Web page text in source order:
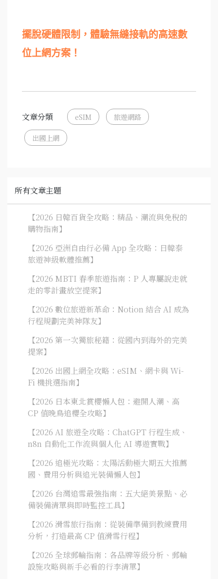
擺脫硬體限制，體驗無縫接軌的高速數
位上網方案！
文章分類 eSIM 旅遊網路
出國上網
所有文章主題
【2026 日韓百貨全攻略：精品、潮流與免稅的
購物指南】
【2026 亞洲自由行必備 App 全攻略：日韓泰
旅遊神級軟體推薦】
【2026 MBTI 春季旅遊指南：P 人專屬說走就
走的零計畫放空提案】
【2026 數位旅遊新革命：Notion 結合 AI 成為
行程規劃完美神隊友】
【2026 第一次獨旅秘籍：從國內到海外的完美
提案】
【2026 出國上網全攻略：eSIM、網卡與 Wi-
Fi 機挑選指南】
【2026 日本東北賞櫻懶人包：避開人潮、高
CP 值晚鳥追櫻全攻略】
【2026 AI 旅遊全攻略：ChatGPT 行程生成、
n8n 自動化工作流與個人化 AI 導遊實戰】
【2026 追極光攻略：太陽活動極大期五大推薦
國、費用分析與追光裝備懶人包】
【2026 台灣追雪最強指南：五大絕美景點、必
備裝備清單與即時監控工具】
【2026 滑雪旅行指南：從裝備準備到教練費用
分析，打造最高 CP 值滑雪行程】
【2026 全球郵輪指南：各品牌等級分析、郵輪
設施攻略與新手必看的行李清單】